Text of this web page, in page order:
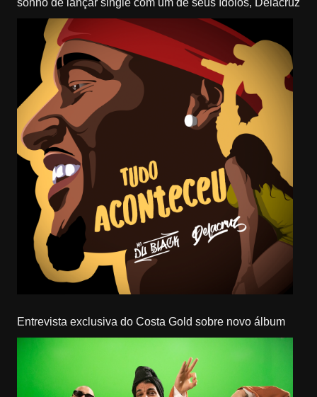
sonho de lançar single com um de seus ídolos, Delacruz
Entrevista exclusiva do Costa Gold sobre novo álbum